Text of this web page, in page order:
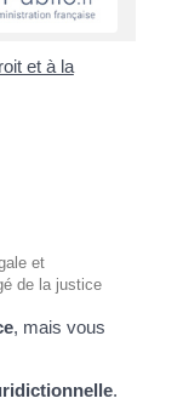
et à la
et
de la justice
, mais vous
.